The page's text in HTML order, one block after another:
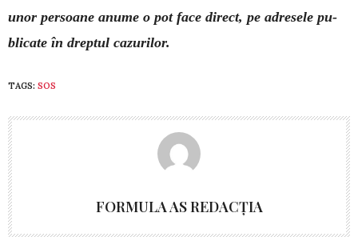
unor per­soa­ne anume o pot face di­rect, pe adresele pu­
blicate în dreptul cazu­rilor.
TAGS: SOS
FORMULA AS REDACȚIA